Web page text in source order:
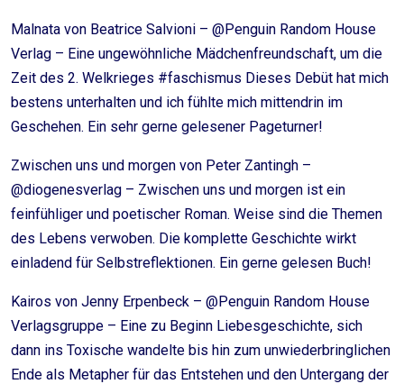
Malnata von Beatrice Salvioni – @Penguin Random House
Verlag – Eine ungewöhnliche Mädchenfreundschaft, um die
Zeit des 2. Welkrieges #faschismus Dieses Debüt hat mich
bestens unterhalten und ich fühlte mich mittendrin im
Geschehen. Ein sehr gerne gelesener Pageturner!
Zwischen uns und morgen von Peter Zantingh –
@diogenesverlag – Zwischen uns und morgen ist ein
feinfühliger und poetischer Roman. Weise sind die Themen
des Lebens verwoben. Die komplette Geschichte wirkt
einladend für Selbstreflektionen. Ein gerne gelesen Buch!
Kairos von Jenny Erpenbeck – @Penguin Random House
Verlagsgruppe – Eine zu Beginn Liebesgeschichte, sich
dann ins Toxische wandelte bis hin zum unwiederbringlichen
Ende als Metapher für das Entstehen und den Untergang der